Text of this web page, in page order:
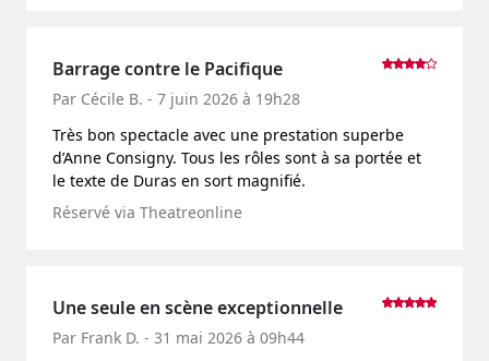
Barrage contre le Pacifique
Par Cécile B. - 7 juin 2026 à 19h28
Très bon spectacle avec une prestation superbe
d’Anne Consigny. Tous les rôles sont à sa portée et
le texte de Duras en sort magnifié.
Réservé via Theatreonline
Une seule en scène exceptionnelle
Par Frank D. - 31 mai 2026 à 09h44